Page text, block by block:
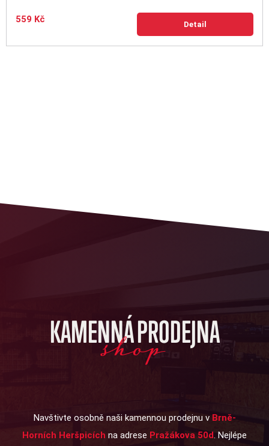
559 Kč Detail
KAMENNÁ PRODEJNA
shop
Navštivte osobně naši kamennou prodejnu v Brně-
Horních Heršpicích na adrese Pražákova 50d. Nejlépe